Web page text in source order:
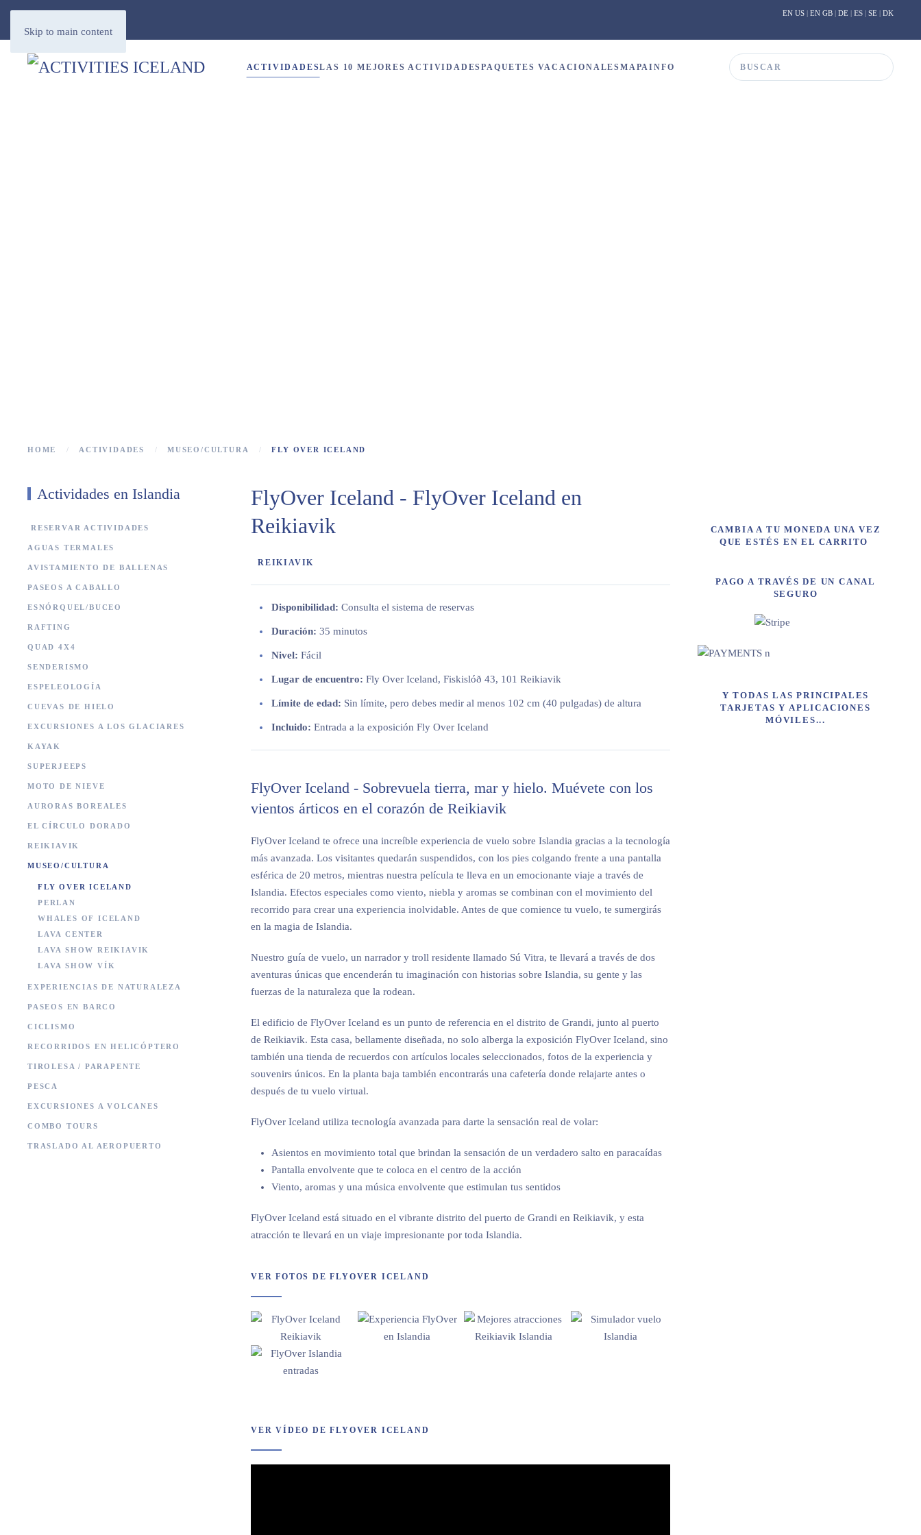
Skip to main content
EN US | EN GB | DE | ES | SE | DK
ACTIVIDADESLAS 10 MEJORES ACTIVIDADESPAQUETES VACACIONALESMAPAINFO
HOME ACTIVIDADES MUSEO/CULTURA FLY OVER ICELAND
Actividades en Islandia
RESERVAR ACTIVIDADES
AGUAS TERMALES
AVISTAMIENTO DE BALLENAS
PASEOS A CABALLO
ESNÓRQUEL/BUCEO
RAFTING
QUAD 4X4
SENDERISMO
ESPELEOLOGÍA
CUEVAS DE HIELO
EXCURSIONES A LOS GLACIARES
KAYAK
SUPERJEEPS
MOTO DE NIEVE
AURORAS BOREALES
EL CÍRCULO DORADO
REIKIAVIK
MUSEO/CULTURA
FLY OVER ICELAND
PERLAN
WHALES OF ICELAND
LAVA CENTER
LAVA SHOW REIKIAVIK
LAVA SHOW VÍK
EXPERIENCIAS DE NATURALEZA
PASEOS EN BARCO
CICLISMO
RECORRIDOS EN HELICÓPTERO
TIROLESA / PARAPENTE
PESCA
EXCURSIONES A VOLCANES
COMBO TOURS
TRASLADO AL AEROPUERTO
FlyOver Iceland - FlyOver Iceland en
Reikiavik
REIKIAVIK
Disponibilidad: Consulta el sistema de reservas
Duración: 35 minutos
Nivel: Fácil
Lugar de encuentro: Fly Over Iceland, Fiskislóð 43, 101 Reikiavik
Límite de edad: Sin límite, pero debes medir al menos 102 cm (40 pulgadas) de altura
Incluido: Entrada a la exposición Fly Over Iceland
FlyOver Iceland - Sobrevuela tierra, mar y hielo. Muévete con los
vientos árticos en el corazón de Reikiavik
FlyOver Iceland te ofrece una increíble experiencia de vuelo sobre Islandia gracias a la tecnología
más avanzada. Los visitantes quedarán suspendidos, con los pies colgando frente a una pantalla
esférica de 20 metros, mientras nuestra película te lleva en un emocionante viaje a través de
Islandia. Efectos especiales como viento, niebla y aromas se combinan con el movimiento del
recorrido para crear una experiencia inolvidable. Antes de que comience tu vuelo, te sumergirás
en la magia de Islandia.
Nuestro guía de vuelo, un narrador y troll residente llamado Sú Vitra, te llevará a través de dos
aventuras únicas que encenderán tu imaginación con historias sobre Islandia, su gente y las
fuerzas de la naturaleza que la rodean.
El edificio de FlyOver Iceland es un punto de referencia en el distrito de Grandi, junto al puerto
de Reikiavik. Esta casa, bellamente diseñada, no solo alberga la exposición FlyOver Iceland, sino
también una tienda de recuerdos con artículos locales seleccionados, fotos de la experiencia y
souvenirs únicos. En la planta baja también encontrarás una cafetería donde relajarte antes o
después de tu vuelo virtual.
FlyOver Iceland utiliza tecnología avanzada para darte la sensación real de volar:
Asientos en movimiento total que brindan la sensación de un verdadero salto en paracaídas
Pantalla envolvente que te coloca en el centro de la acción
Viento, aromas y una música envolvente que estimulan tus sentidos
FlyOver Iceland está situado en el vibrante distrito del puerto de Grandi en Reikiavik, y esta
atracción te llevará en un viaje impresionante por toda Islandia.
VER FOTOS DE FLYOVER ICELAND
VER VÍDEO DE FLYOVER ICELAND
CAMBIA A TU MONEDA UNA VEZ
QUE ESTÉS EN EL CARRITO
PAGO A TRAVÉS DE UN CANAL
SEGURO
Y TODAS LAS PRINCIPALES
TARJETAS Y APLICACIONES
MÓVILES...